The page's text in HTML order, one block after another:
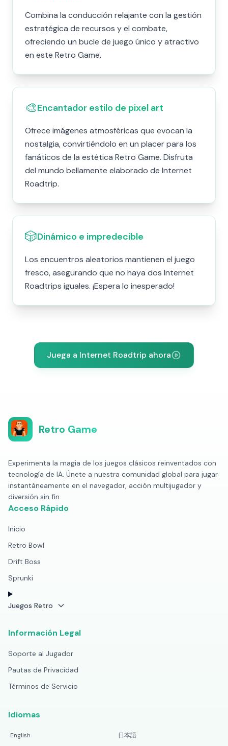
Combina la conducción relajante con la gestión
estratégica de recursos y el combate,
ofreciendo un bucle de juego único y atractivo
en este Retro Game.
🎨Encantador estilo de pixel art
Ofrece imágenes atmosféricas que evocan la
nostalgia, convirtiéndolo en un placer para los
fanáticos de la estética Retro Game. Disfruta
del mundo bellamente elaborado de Internet
Roadtrip.
🎲Dinámico e impredecible
Los encuentros aleatorios mantienen el juego
fresco, asegurando que no haya dos Internet
Roadtrips iguales. ¡Espera lo inesperado!
Juega a Internet Roadtrip ahora
Retro Game
Experimenta la magia de los juegos clásicos reinventados con
tecnología de IA. Únete a nuestra comunidad global para jugar
instantáneamente en el navegador, acción multijugador y
diversión sin fin.
Acceso Rápido
Inicio
Retro Bowl
Drift Boss
Sprunki
Juegos Retro
Información Legal
Soporte al Jugador
Pautas de Privacidad
Términos de Servicio
Idiomas
English 日本語